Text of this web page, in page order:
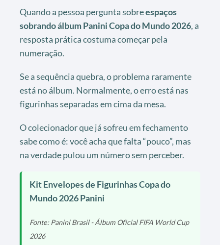
Quando a pessoa pergunta sobreespaços
sobrando álbum Panini Copa do Mundo 2026, a
resposta prática costuma começar pela
numeração.
Se a sequência quebra, o problema raramente
está no álbum. Normalmente, o erro está nas
figurinhas separadas em cima da mesa.
O colecionador que já sofreu em fechamento
sabe como é: você acha que falta “pouco”, mas
na verdade pulou um número sem perceber.
Kit Envelopes de Figurinhas Copa do
Mundo 2026 Panini
Fonte: Panini Brasil - Álbum Oficial FIFA World Cup
2026